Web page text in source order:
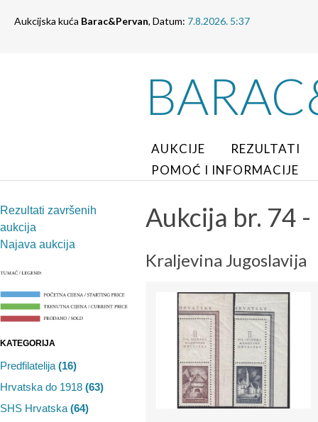
Aukcijska kuća Barac&Pervan, Datum: 7.8.2026. 5:37
AUKCIJE
REZULTATI
POMOĆ I INFORMACIJE
Rezultati završenih
aukcija
Najava aukcija
KATEGORIJA
Predfilatelija (16)
Hrvatska do 1918 (63)
SHS Hrvatska (64)
Aukcija br. 74
Kraljevina Jugoslavija